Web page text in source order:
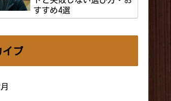
すすめ4選
イブ